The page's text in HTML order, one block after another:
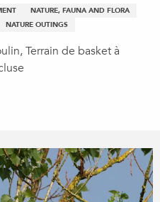
NATURE, FAUNA AND FLORA
NATURE OUTINGS
Terrain de basket à